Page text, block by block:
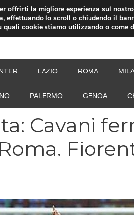
LAZIO ROMA
PALERMO GENOA
Cavani
offrirti la migliore esperienza sul
effettuando lo scroll o chiudendo il
quali cookie stiamo utilizzando o come